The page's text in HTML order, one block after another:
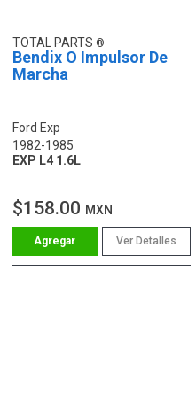
TOTAL PARTS
Bendix O Impulsor De
Marcha
Ford Exp
1982-1985
EXP L4 1.6L
$158.00 MXN
Ver Detalles